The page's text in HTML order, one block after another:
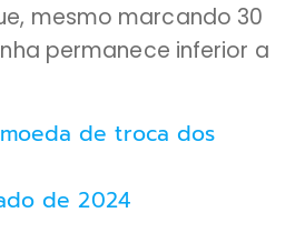
mesmo marcando 30
permanece inferior a
de troca dos
de 2024